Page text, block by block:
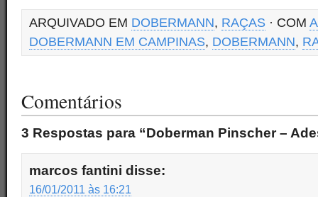
ARQUIVADO EM DOBERMANN, RAÇAS · COM
DOBERMANN EM CAMPINAS, DOBERMANN,
Comentários
3 Respostas para “Doberman Pinscher –
marcos fantini disse:
16/01/2011 às 16:21